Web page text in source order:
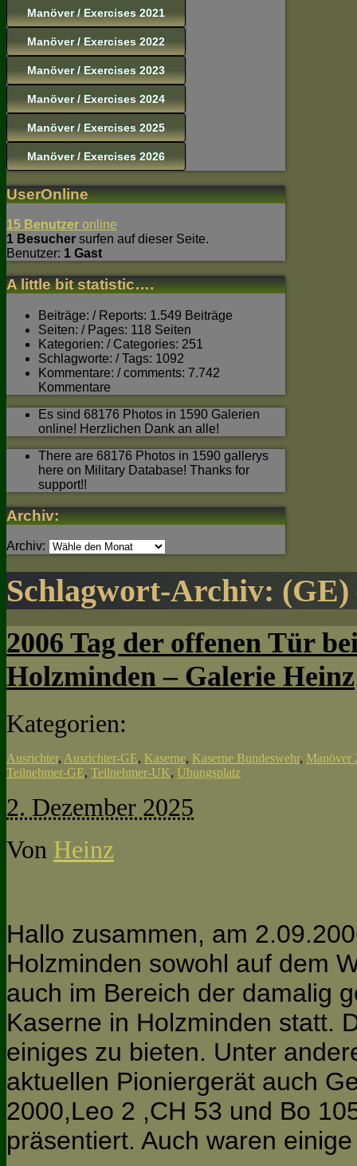
Manöver / Exercises 2021
Manöver / Exercises 2022
Manöver / Exercises 2023
Manöver / Exercises 2024
Manöver / Exercises 2025
Manöver / Exercises 2026
UserOnline
15 Benutzer online
1 Besucher surfen auf dieser Seite.
Benutzer: 1 Gast
A little bit statistic….
Beiträge: / Reports: 1.549 Beiträge
Seiten: / Pages: 118 Seiten
Kategorien: / Categories: 251
Schlagworte: / Tags: 1092
Kommentare: / comments: 7.742
Kommentare
Es sind 68176 Photos in 1590 Galerien
online! Herzlichen Dank an alle!
There are 68176 Photos in 1590 gallerys
here on Military Database! Thanks for
support!!
Archiv:
Archiv:
Schlagwort-Archiv: (GE)
2006 Tag der offenen Tür
Holzminden – Galerie Heinz
Kategorien:
Ausrichter, Ausrichter-GE, Kaserne, Kaserne Bundeswehr, Manöver
Teilnehmer-GE, Teilnehmer-UK, Übungsplatz
2. Dezember 2025
Von Heinz
Hallo zusammen, am
Holzminden sowohl auf dem
auch im Bereich der damalig
Kaserne in Holzminden statt.
einiges zu bieten. Unter
aktuellen Pioniergerät auch
2000,Leo 2 ,CH 53 und Bo
präsentiert. Auch waren